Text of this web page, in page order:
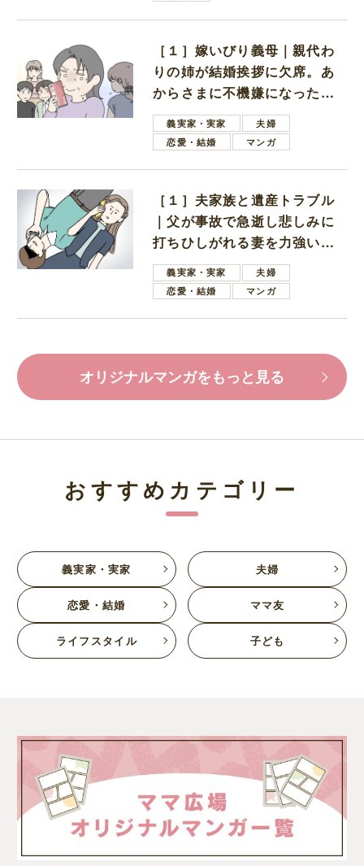
［１］嫁いびり義母｜親代わ
りの姉が結婚挨拶に欠席。あ
からさまに不機嫌になった義
母義実家・実家
夫婦
恋愛・結婚
マンガ
［１］夫家族と遺産トラブル
｜父が事故で急逝し悲しみに
打ちひしがれる妻を力強い言
葉で励ます夫
義実家・実家
夫婦
恋愛・結婚
マンガ
オリジナルマンガをもっと見る
おすすめカテゴリー
義実家・実家 夫婦
恋愛・結婚 ママ友
ライフスタイル 子ども